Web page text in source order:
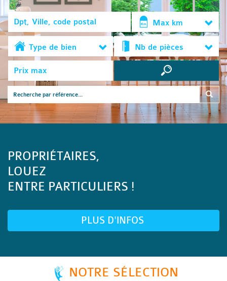
Max km
Type de bien Nb de pièces
PROPRIÉTAIRES,
LOUEZ
ENTRE PARTICULIERS !
PLUS D'INFOS
NOTRE SÉLECTION